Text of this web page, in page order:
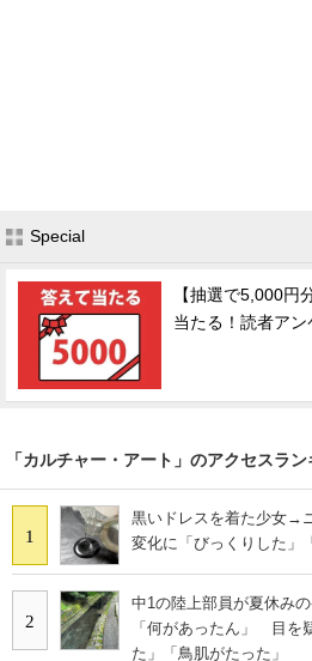
Special
【抽選で5,000円
当たる！読者アン
「カルチャー・アート」のアクセスラ
1
黒いドレスを着た少女
変化に「びっくりした」
2
中1の陸上部員が夏休み
「何があったん」 目を
た」「鳥肌がたった」